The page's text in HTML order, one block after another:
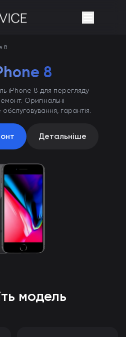
8
8
iPhone 8 для перегляду
Оригінальні
гарантія.
Детальніше
модель